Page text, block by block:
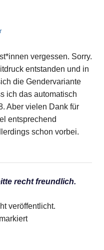
vergessen. Sorry.
entstanden und in
die Gendervariante
ich das automatisch
Aber vielen Dank für
entsprechend
schon vorbei.
recht freundlich.
veröffentlicht.
markiert